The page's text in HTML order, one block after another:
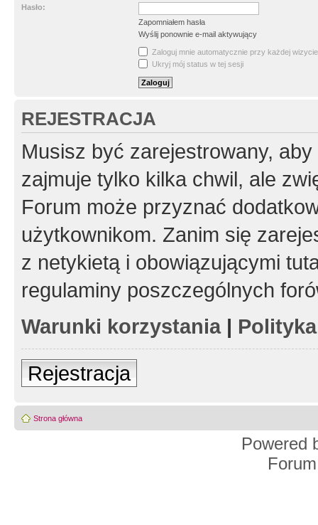
Hasło:
Zapomniałem hasła
Wyślij ponownie e-mail aktywujący
Zaloguj mnie automatycznie przy każdej wizycie
Ukryj mój status w tej sesji
REJESTRACJA
Musisz być zarejestrowany,
zajmuje tylko kilka chwil, ale
Forum może przyznać
użytkownikom. Zanim się
z netykietą i obowiązującymi
regulaminy poszczególnych
Warunki korzystania|
Rejestracja
Strona główna
Powered